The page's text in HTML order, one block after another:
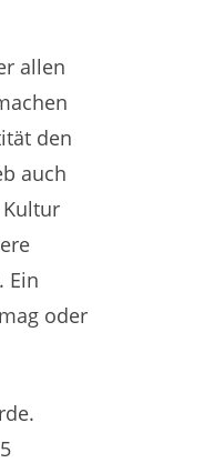
allen
den
auch
Ein
oder